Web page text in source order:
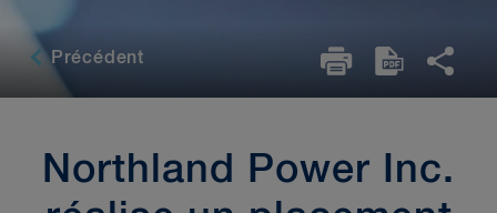
Précédent
Northland Power Inc.